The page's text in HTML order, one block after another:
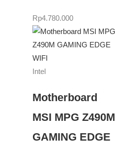
Rp4.780.000
Intel
Motherboard
MSI MPG Z490M
GAMING EDGE